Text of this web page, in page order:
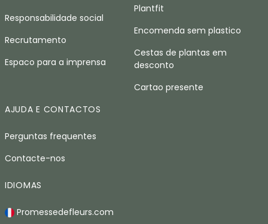
Responsabilidade social
Recrutamento
Espaco para a imprensa
Plantfit
Encomenda sem plastico
Cestas de plantas em
desconto
Cartao presente
AJUDA E CONTACTOS
Perguntas frequentes
Contacte-nos
IDIOMAS
Promessedefleurs.com